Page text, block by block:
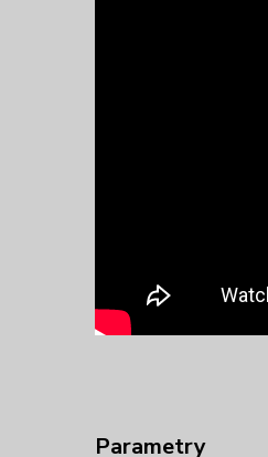
Parametry